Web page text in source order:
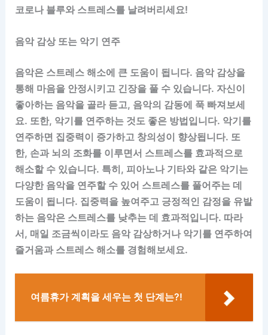
코로나 블루와 스트레스를 날려버리세요!
음악 감상 또는 악기 연주
음악은 스트레스 해소에 큰 도움이 됩니다. 음악 감상을
통해 마음을 안정시키고 긴장을 풀 수 있습니다. 자신이
좋아하는 음악을 골라 듣고, 음악의 감동에 푹 빠져보세
요. 또한, 악기를 연주하는 것도 좋은 방법입니다. 악기를
연주하면 집중력이 증가하고 창의성이 향상됩니다. 또
한, 손과 뇌의 조화를 이루면서 스트레스를 효과적으로
해소할 수 있습니다. 특히, 피아노나 기타와 같은 악기는
다양한 음악을 연주할 수 있어 스트레스를 풀어주는 데
도움이 됩니다. 집중력을 높여주고 긍정적인 감정을 유발
하는 음악은 스트레스를 낮추는 데 효과적입니다. 따라
서, 매일 조금씩이라도 음악 감상하거나 악기를 연주하여
즐거움과 스트레스 해소를 경험해보세요.
여름휴가 계획을 세우는 첫 단계는?!